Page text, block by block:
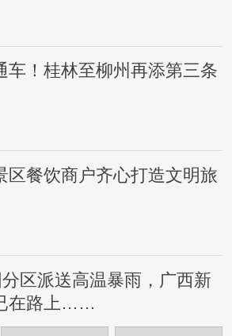
车！桂林至柳州再添第三条
区餐饮商户齐心打造文明旅
分区派送高温暴雨，广西新
在路上……